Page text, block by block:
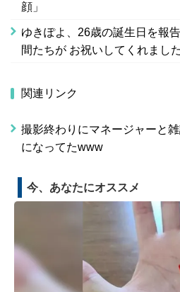
顔」
ゆきぽよ、26歳の誕生日を報
間たちが お祝いしてくれました
関連リンク
撮影終わりにマネージャーと
になってたwww
今、あなたにオススメ